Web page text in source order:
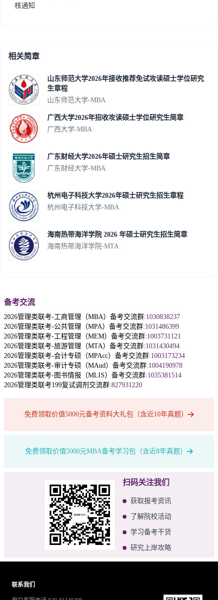
核通知
相关简章
山东师范大学2026年接收推荐免试攻读硕士学位研究
生章程
山东师范大学-MBA
广西大学2026年招收攻读硕士学位研究生简章
广西大学-MBA
广东财经大学2026年硕士研究生招生简章
广东财经大学-MBA
杭州电子科技大学2026年硕士研究生招生章程
杭州电子科技大学-MBA
海南热带海洋学院 2026 年硕士研究生招生简章
海南热带海洋学院-MTA
备考交流
2026管理类联考-工商管理（MBA）备考交流群:1030838237
2026管理类联考-公共管理（MPA）备考交流群:1031486399
2026管理类联考-工程管理（MEM）备考交流群:1003731121
2026管理类联考-旅游管理（MTA）备考交流群:1031430494
2026管理类联考-会计专硕（MPAcc）备考交流群:1003173234
2026管理类联考-审计专硕（MAud）备考交流群:1004190978
2026管理类联考-图书情报（MLIS）备考交流群:1035381514
2026管理类联考199复试调剂交流群:827931220
免费领取价值5000元备考资料大礼包（含近10年真题）
免费领取价值5000元MBA备考学习包（含近8年真题）
扫码关注我们
获取报考资讯
了解院校活动
学习备考干货
研究上岸攻略
联系我们